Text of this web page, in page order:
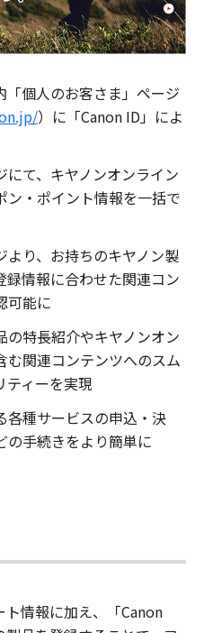
「個人のお客さま」ページ
）に「Canon ID」によ
にて、キヤノンオンライン
ン・ポイント情報を一括で
より、お持ちのキヤノン製
録情報に合わせた関連コン
可能に
特長紹介やキヤノンオン
む関連コンテンツへのスム
ティーを実現
各種サービスの申込・決
の手続きをより簡単に
情報に加え、「Canon